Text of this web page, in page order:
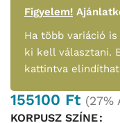
Figyelem!
Ha több variáció
ki kell választani.
kattintva
155100 Ft (27%
KORPUSZ SZÍNE